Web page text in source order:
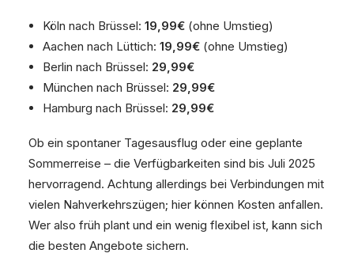
Köln nach Brüssel: 19,99€ (ohne Umstieg)
Aachen nach Lüttich: 19,99€ (ohne Umstieg)
Berlin nach Brüssel: 29,99€
München nach Brüssel: 29,99€
Hamburg nach Brüssel: 29,99€
Ob ein spontaner Tagesausflug oder eine geplante
Sommerreise – die Verfügbarkeiten sind bis Juli 2025
hervorragend. Achtung allerdings bei Verbindungen mit
vielen Nahverkehrszügen; hier können Kosten anfallen.
Wer also früh plant und ein wenig flexibel ist, kann sich
die besten Angebote sichern.